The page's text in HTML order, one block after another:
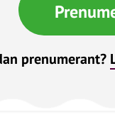
prenumerant?